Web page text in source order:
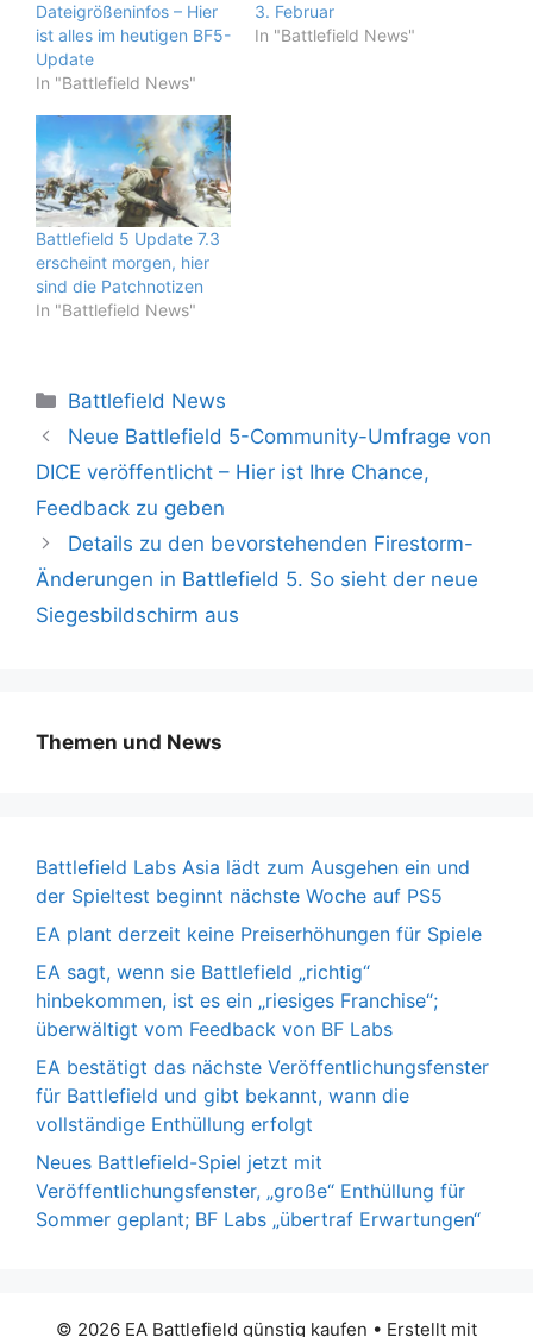
Dateigrößeninfos – Hier
ist alles im heutigen BF5-
Update
In "Battlefield News"
3. Februar
In "Battlefield News"
Battlefield 5 Update 7.3
erscheint morgen, hier
sind die Patchnotizen
In "Battlefield News"
Kategorien
Battlefield News
Neue Battlefield 5-Community-Umfrage von
DICE veröffentlicht – Hier ist Ihre Chance,
Feedback zu geben
Details zu den bevorstehenden Firestorm-
Änderungen in Battlefield 5. So sieht der neue
Siegesbildschirm aus
Themen und News
Battlefield Labs Asia lädt zum Ausgehen ein und
der Spieltest beginnt nächste Woche auf PS5
EA plant derzeit keine Preiserhöhungen für Spiele
EA sagt, wenn sie Battlefield „richtig“
hinbekommen, ist es ein „riesiges Franchise“;
überwältigt vom Feedback von BF Labs
EA bestätigt das nächste Veröffentlichungsfenster
für Battlefield und gibt bekannt, wann die
vollständige Enthüllung erfolgt
Neues Battlefield-Spiel jetzt mit
Veröffentlichungsfenster, „große“ Enthüllung für
Sommer geplant; BF Labs „übertraf Erwartungen“
© 2026 EA Battlefield günstig kaufen • Erstellt mit